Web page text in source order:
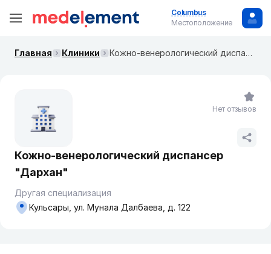
Columbus
Местоположение
Главная Клиники Кожно-венерологический диспансер "Дархан"
Кожно-венерологический диспансер
"Дархан"
Другая специализация
Кульсары, ул. Мунала Далбаева, д. 122
Нет отзывов